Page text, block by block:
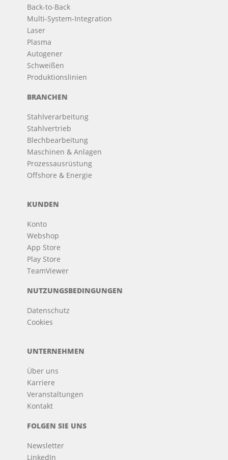
Back-to-Back
Multi-System-Integration
Laser
Plasma
Autogener
Schweißen
Produktionslinien
BRANCHEN
Stahlverarbeitung
Stahlvertrieb
Blechbearbeitung
Maschinen & Anlagen
Prozessausrüstung
Offshore & Energie
KUNDEN
Konto
Webshop
App Store
Play Store
TeamViewer
NUTZUNGSBEDINGUNGEN
Datenschutz
Cookies
UNTERNEHMEN
Über uns
Karriere
Veranstaltungen
Kontakt
FOLGEN SIE UNS
Newsletter
LinkedIn